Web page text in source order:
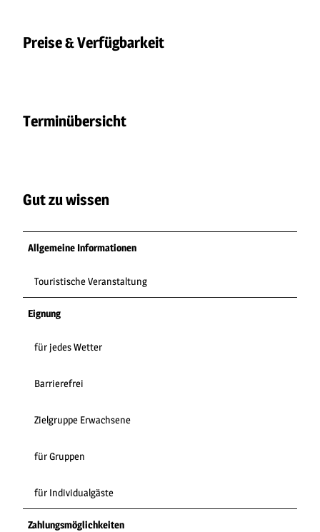
Preise & Verfügbarkeit
Terminübersicht
Gut zu wissen
Allgemeine Informationen
Touristische Veranstaltung
Eignung
für jedes Wetter
Barrierefrei
Zielgruppe Erwachsene
für Gruppen
für Individualgäste
Zahlungsmöglichkeiten